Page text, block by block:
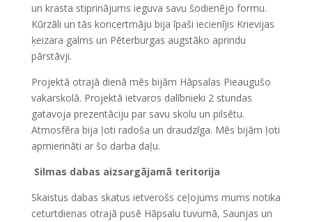
un krasta stiprinājums ieguva savu šodienējo formu.
Kūrzāli un tās koncertmāju bija īpaši iecienījis Krievijas
ķeizara galms un Pēterburgas augstāko aprindu
pārstāvji.
Projektā otrajā dienā mēs bijām Hāpsalas Pieaugušo
vakarskolā. Projektā ietvaros dalībnieki 2 stundas
gatavoja prezentāciju par savu skolu un pilsētu.
Atmosfēra bija ļoti radoša un draudzīga. Mēs bijām ļoti
apmierināti ar šo darba daļu.
Silmas dabas aizsargājamā teritorija
Skaistus dabas skatus ietverošs ceļojums mums notika
ceturtdienas otrajā pusē Hāpsalu tuvumā, Saunjas un